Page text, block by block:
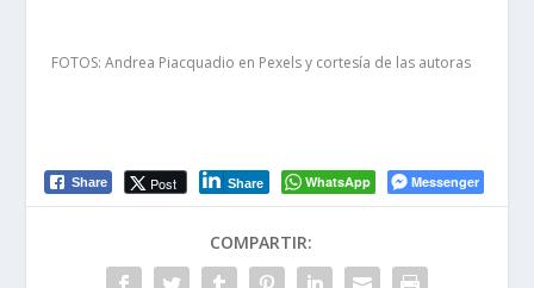
FOTOS: Andrea Piacquadio en Pexels y cortesía de las autoras
Share Post Share WhatsApp Messenger
COMPARTIR: